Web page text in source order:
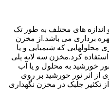
اندازه های مختلف به طور تک
بهره برداری می باشد.از مخزن
محلولهایی که شیمیایی و یا
کرد.مخزن سه لایه پلی
خورشید به محلول و یا آب
اثر نور خورشید بر روی
تکثیر جلبک در مخزن نگهداری